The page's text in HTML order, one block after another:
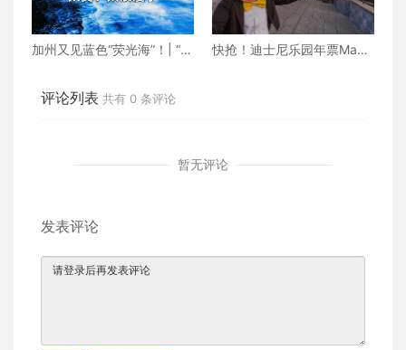
加州又见蓝色“荧光海”！| “蓝
快抢！迪士尼乐园年票Magi
评论列表 共有 0 条评论
暂无评论
发表评论